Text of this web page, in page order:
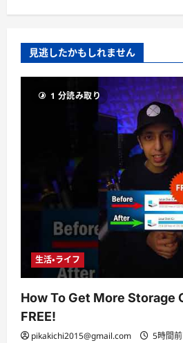
見逃したかもしれません
1 分読み取り
生活・ライフ
How To Get More Storage
FREE!
pikakichi2015@gmail.com 5時間前